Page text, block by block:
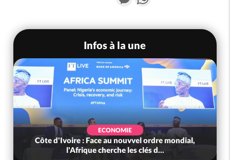
Infos à la une
ECONOMIE
Côte d'Ivoire : Face au nouvvel ordre mondial,
l'Afrique cherche les clés d...